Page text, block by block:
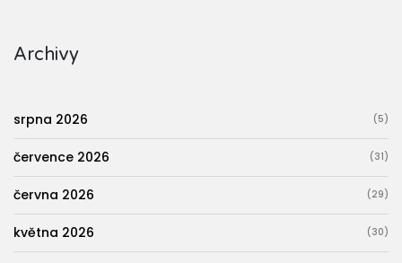
Archivy
srpna 2026 (5)
července 2026 (31)
června 2026 (29)
května 2026 (30)